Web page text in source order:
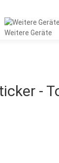
Weitere Geräte
-